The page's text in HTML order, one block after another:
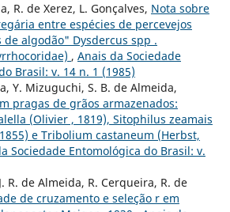
R. de Xerez, L. Gonçalves, Nota sobre
entre espécies de percevejos
algodão" Dysdercus spp .
, Anais da Sociedade
Brasil: v. 14 n. 1 (1985)
Y. Mizuguchi, S. B. de Almeida,
pragas de grãos armazenados:
(Olivier , 1819), Sitophilus zeamais
e Tribolium castaneum (Herbst,
Sociedade Entomológica do Brasil: v.
R. de Almeida, R. Cerqueira, R. de
de cruzamento e seleção r em